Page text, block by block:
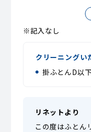
※記入なし
クリーニングい
掛ふとんD以下
リネットより
この度はふとん